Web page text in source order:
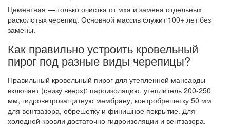
Цементная — только очистка от мха и замена отдельных
расколотых черепиц. Основной массив служит 100+ лет без
замены.
Как правильно устроить кровельный
пирог под разные виды черепицы?
Правильный кровельный пирог для утепленной мансарды
включает (снизу вверх): пароизоляцию, утеплитель 200-250
мм, гидроветрозащитную мембрану, контробрешетку 50 мм
для вентзазора, обрешетку и финишное покрытие. Для
холодной кровли достаточно гидроизоляции и вентзазора.